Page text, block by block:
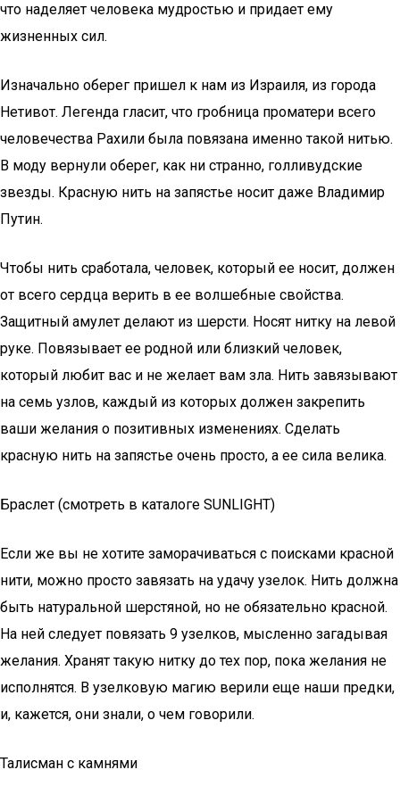
что наделяет человека мудростью и придает ему
жизненных сил.
Изначально оберег пришел к нам из Израиля, из города
Нетивот. Легенда гласит, что гробница проматери всего
человечества Рахили была повязана именно такой нитью.
В моду вернули оберег, как ни странно, голливудские
звезды. Красную нить на запястье носит даже Владимир
Путин.
Чтобы нить сработала, человек, который ее носит, должен
от всего сердца верить в ее волшебные свойства.
Защитный амулет делают из шерсти. Носят нитку на левой
руке. Повязывает ее родной или близкий человек,
который любит вас и не желает вам зла. Нить завязывают
на семь узлов, каждый из которых должен закрепить
ваши желания о позитивных изменениях. Сделать
красную нить на запястье очень просто, а ее сила велика.
Браслет (смотреть в каталоге SUNLIGHT)
Если же вы не хотите заморачиваться с поисками красной
нити, можно просто завязать на удачу узелок. Нить должна
быть натуральной шерстяной, но не обязательно красной.
На ней следует повязать 9 узелков, мысленно загадывая
желания. Хранят такую нитку до тех пор, пока желания не
исполнятся. В узелковую магию верили еще наши предки,
и, кажется, они знали, о чем говорили.
Талисман с камнями